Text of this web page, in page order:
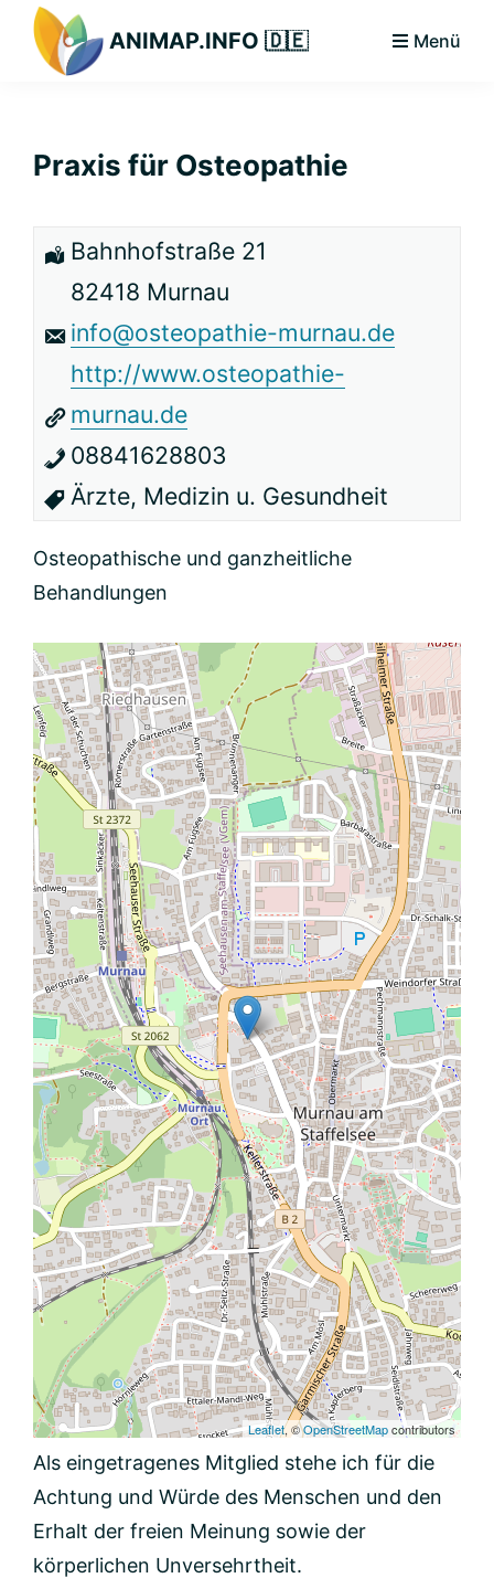
Hauptnavigation
Zum
Hauptinhalt
primären
ANIMAP.INFO 🇩🇪
Das
Menü
Praxis für Osteopathie
Bahnhofstraße 21
82418 Murnau
info@osteopathie-murnau.de
http://www.osteopathie-
murnau.de
08841628803
Ärzte, Medizin u. Gesundheit
Osteopathische und ganzheitliche
Behandlungen
Leaflet, ©OpenStreetMapcontributors
Als eingetragenes Mitglied stehe ich für die
Achtung und Würde des Menschen und den
Erhalt der freien Meinung sowie der
körperlichen Unversehrtheit.